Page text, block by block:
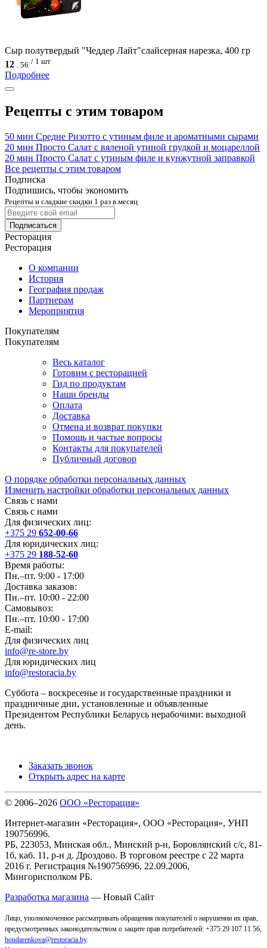
Сыр полутвердый "Чеддер Лайт"слайсерная нарезка, 400 гр
12
56 / 1 шт
Подробнее
Рецепты с этим товаром
50 мин Средне Ризотто с утиным филе и ароматными сырами
20 мин Просто Салат с вяленой утиной грудкой и моцареллой
20 мин Просто Салат с утиным филе и кунжутной заправкой
Все рецепты с этим товаром
Подписка
Подпишись, чтобы экономить
Рецепты и сладкие скидки 1 раз в месяц
Подписаться
Ресторация
Ресторация
О компании
История
География продаж
Партнерам
Мероприятия
Покупателям
Покупателям
Весь каталог
Готовим с ресторацией
Гид по продуктам
Наши бренды
Оплата
Доставка
Отмена и возврат покупки
Помощь и частые вопросы
Контакты для покупателей
Публичный договор
О порядке обработки персональных данных
Изменить настройки обработки персональных данных
Связь с нами
Связь с нами
Для физических лиц:
+375 29 652-00-66
Для юридических лиц:
+375 29 188-52-60
Время работы:
Пн.–пт. 9:00 - 17:00
Доставка заказов:
Пн.–пт. 10:00 - 22:00
Самовывоз:
Пн.–пт. 10:00 - 17:00
E-mail:
Для физических лиц
info@re-store.by
Для юридических лиц
info@restoracia.by
Суббота – воскресенье и государственные праздники и
праздничные дни, установленные и объявленные
Президентом Республики Беларусь нерабочими: выходной
день.
Заказать звонок
Открыть адрес на карте
© 2006–2026 ООО «Ресторация»
Интернет-магазин «Ресторация», ООО «Ресторация», УНП
190756996.
РБ, 223053, Минская обл., Минский р-н, Боровлянский с/с, 81-
1б, каб. 11, р-н д. Дроздово. В торговом реестре с 22 марта
2016 г. Регистрация №190756996, 22.09.2006,
Мингорисполком РБ.
Разработка магазина — Новый Сайт
Лицо, уполномоченное рассматривать обращения покупателей о нарушении их прав,
предусмотренных законодательством о защите прав потребителей: +375 29 107 11 56,
bondarenkova@restoracia.by.